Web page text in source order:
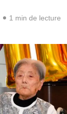
1 min de lecture